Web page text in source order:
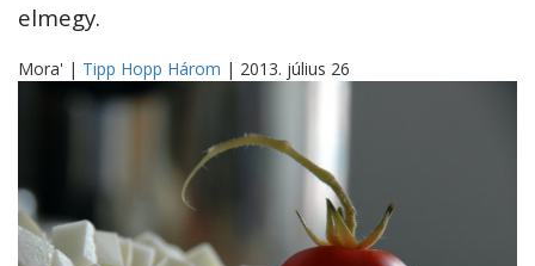
elmegy.
Mora' | Tipp Hopp Három | 2013. július 26